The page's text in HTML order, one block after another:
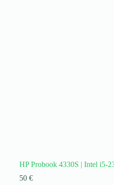
HP Probook 4330S | Intel i5-
50 €